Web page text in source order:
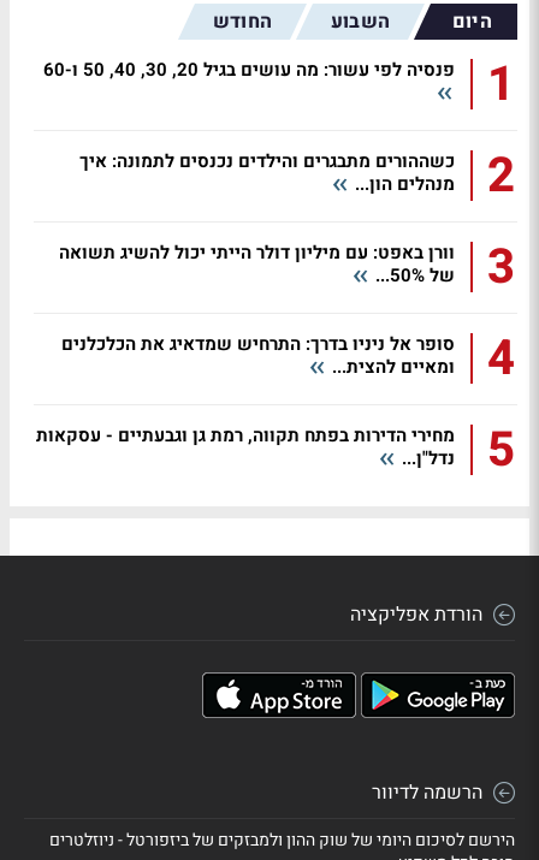
היום השבוע החודש
1 פנסיה לפי עשור: מה עושים בגיל 20, 30, 40, 50 ו-60
2
כשההורים מתבגרים והילדים נכנסים לתמונה: איך
מנהלים הון...
3
וורן באפט: עם מיליון דולר הייתי יכול להשיג תשואה
של 50%...
4
סופר אל ניניו בדרך: התרחיש שמדאיג את הכלכלנים
ומאיים להצית...
5
מחירי הדירות בפתח תקווה, רמת גן וגבעתיים - עסקאות
נדל"ן...
הורדת אפליקציה
הרשמה לדיוור
הירשם לסיכום היומי של שוק ההון ולמבזקים של ביזפורטל - ניוזלטרים